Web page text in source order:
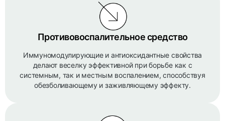
Противовоспалительное средство
Иммуномодулирующие и антиоксидантные свойства
делают веселку эффективной при борьбе как с
системным, так и местным воспалением, способствуя
обезболивающему и заживляющему эффекту.